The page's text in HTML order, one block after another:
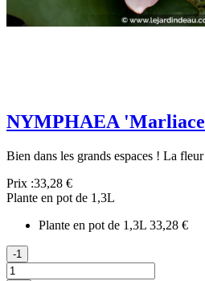
NYMPHAEA
Bien dans les grands espaces ! La
Prix :33,28 €
Plante en pot de 1,3L
Plante en pot de 1,3L 33,28 €
-1